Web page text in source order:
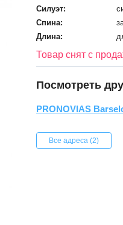
Силуэт:
Спина:
Длина:
Товар снят с
Посмотреть
PRONOVIAS
Все адреса (2)